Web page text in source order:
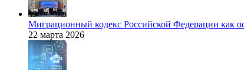
Миграционный кодекс Российской Федерации как
22 марта 2026